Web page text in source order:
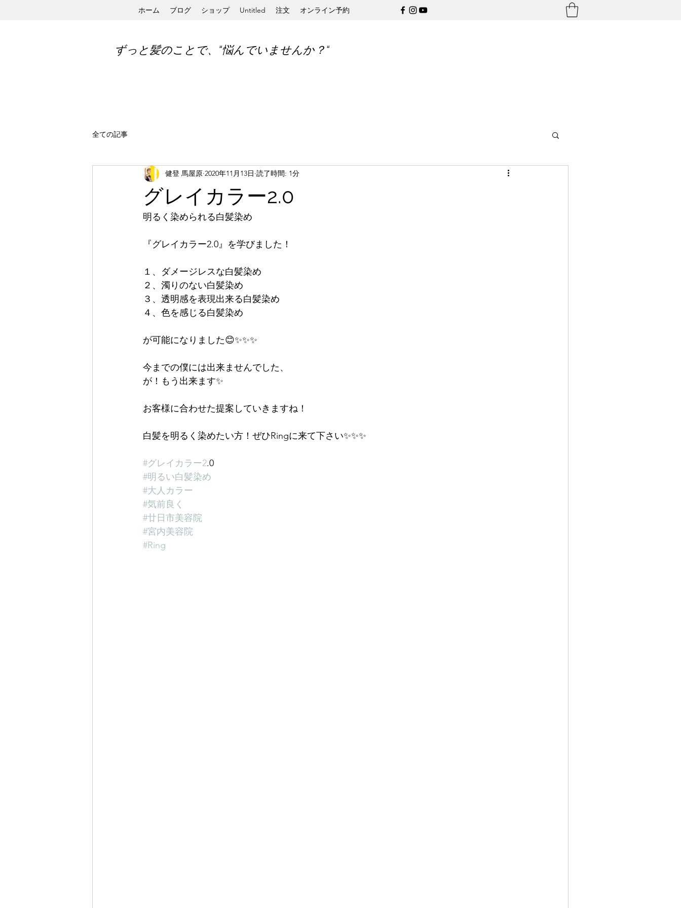
ホーム ブログ ショップ Untitled 注文 オンライン予約
ずっと髪のことで、“悩んでいませんか？“
全ての記事
グレイカラー2.0
健登 馬屋原 2020年11月13日 読了時間: 1分
明るく染められる白髪染め
『グレイカラー2.0』を学びました！
１、ダメージレスな白髪染め
２、濁りのない白髪染め
３、透明感を表現出来る白髪染め
４、色を感じる白髪染め
が可能になりました😊✨✨✨
今までの僕には出来ませんでした、
が！もう出来ます✨
お客様に合わせた提案していきますね！
白髪を明るく染めたい方！ぜひRingに来て下さい✨✨✨
#グレイカラー2.0
#明るい白髪染め
#大人カラー
#気前良く
#廿日市美容院
#宮内美容院
#Ring